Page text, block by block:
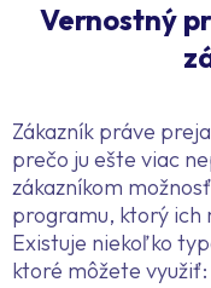
Vernostný
Zákazník práve
prečo ju ešte viac
zákazníkom
programu, ktorý ich
Existuje niekoľko
ktoré môžete využiť: